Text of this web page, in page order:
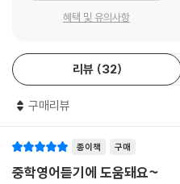
07회 모의고사 024
09회 모의고사 032
10회 모의고사 036
11회 모의고사 040
12회 모의고사 044
14회 모의고사 052
15회 모의고사 056
혜택 및 유의사항
리뷰 32
구매리뷰
종이책 구매
중학영어듣기에 도움돼요~